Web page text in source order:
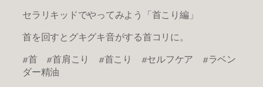
セラリキッドでやってみよう「首こり編」
首を回すとグキグキ音がする首コリに。
#首 #首肩こり #首こり #セルフケア #ラベン
ダー精油